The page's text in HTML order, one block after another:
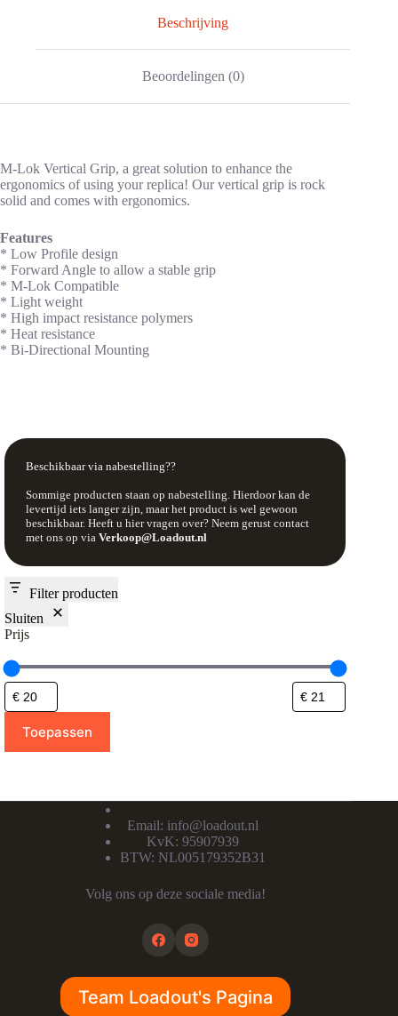
Beschrijving
Beoordelingen (0)
M-Lok Vertical Grip, a great solution to enhance the
ergonomics of using your replica! Our vertical grip is rock
solid and comes with ergonomics.
Features
* Low Profile design
* Forward Angle to allow a stable grip
* M-Lok Compatible
* Light weight
* High impact resistance polymers
* Heat resistance
* Bi-Directional Mounting
Beschikbaar via nabestelling??
Sommige producten staan op nabestelling. Hierdoor kan de
levertijd iets langer zijn, maar het product is wel gewoon
beschikbaar. Heeft u hier vragen over? Neem gerust contact
met ons op via Verkoop@Loadout.nl
Filter producten
Sluiten
Prijs
Toepassen
Email: info@loadout.nl
KvK: 95907939
BTW: NL005179352B31
Volg ons op deze sociale media!
Team Loadout's Pagina